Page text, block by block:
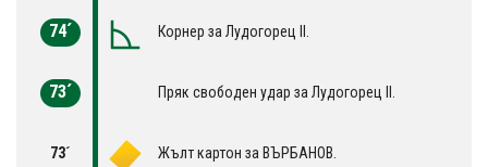
74´ Корнер за Лудогорец II.
73´ Пряк свободен удар за Лудогорец II.
73´ Жълт картон за ВЪРБАНОВ.